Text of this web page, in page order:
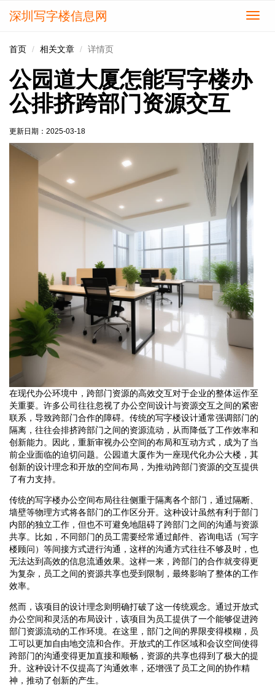
切
深圳写字楼信息网
首页 相关文章 详情页
公园道大厦怎能写字楼办
公排挤跨部门资源交互
更新日期： 2025-03-18
在现代办公环境中，跨部门资源的高效交互对于企业的整体运作至
关重要。许多公司往往忽视了办公空间设计与资源交互之间的紧密
联系，导致跨部门合作的障碍。传统的写字楼设计通常强调部门的
隔离，往往会排挤跨部门之间的资源流动，从而降低了工作效率和
创新能力。因此，重新审视办公空间的布局和互动方式，成为了当
前企业面临的迫切问题。公园道大厦作为一座现代化办公大楼，其
创新的设计理念和开放的空间布局，为推动跨部门资源的交互提供
了有力支持。
传统的写字楼办公空间布局往往侧重于隔离各个部门，通过隔断、
墙壁等物理方式将各部门的工作区分开。这种设计虽然有利于部门
内部的独立工作，但也不可避免地阻碍了跨部门之间的沟通与资源
共享。比如，不同部门的员工需要经常通过邮件、咨询电话（写字
楼顾问）等间接方式进行沟通，这样的沟通方式往往不够及时，也
无法达到高效的信息流通效果。这样一来，跨部门的合作就变得更
为复杂，员工之间的资源共享也受到限制，最终影响了整体的工作
效率。
然而，该项目的设计理念则明确打破了这一传统观念。通过开放式
办公空间和灵活的布局设计，该项目为员工提供了一个能够促进跨
部门资源流动的工作环境。在这里，部门之间的界限变得模糊，员
工可以更加自由地交流和合作。开放式的工作区域和会议空间使得
跨部门的沟通变得更加直接和顺畅，资源的共享也得到了极大的提
升。这种设计不仅提高了沟通效率，还增强了员工之间的协作精
神，推动了创新的产生。